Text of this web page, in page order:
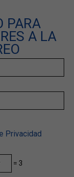
PARA
A LA
Privacidad
= 3